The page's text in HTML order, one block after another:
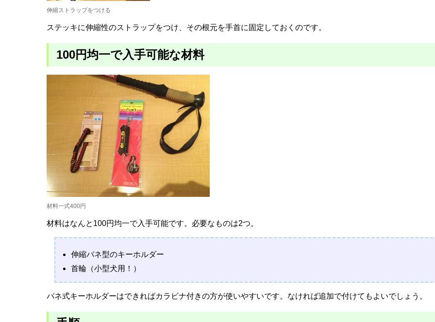
伸縮ストラップをつける
ステッキに伸縮性のストラップをつけ、その根元を手首に固定しておくのです。
100円均一で入手可能な材料
材料一式400円
材料はなんと100円均一で入手可能です。必要なものは2つ。
伸縮バネ型のキーホルダー
首輪（小型犬用！）
バネ式キーホルダーはできればカラビナ付きの方が使いやすいです。なければ追加で付けてもよいでしょう。